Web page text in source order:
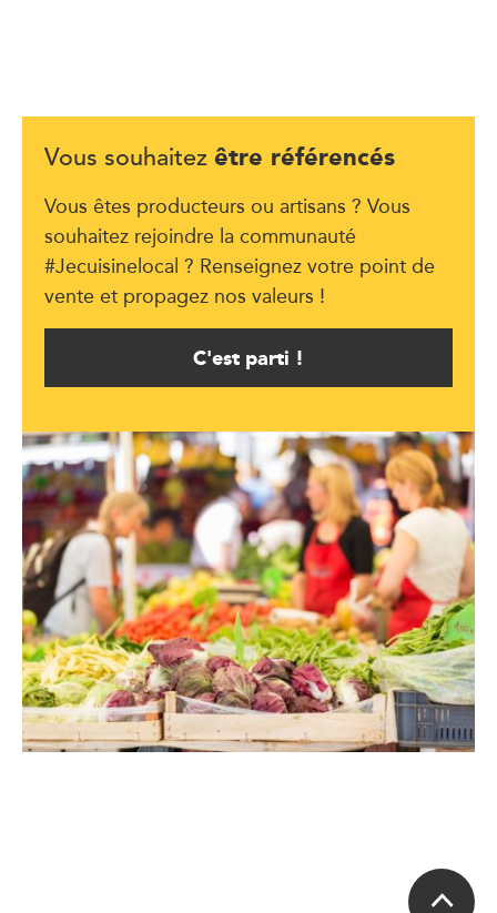
Vous souhaitez être référencés
Vous êtes producteurs ou artisans ? Vous
souhaitez rejoindre la communauté
#Jecuisinelocal ? Renseignez votre point de
vente et propagez nos valeurs !
C'est parti !